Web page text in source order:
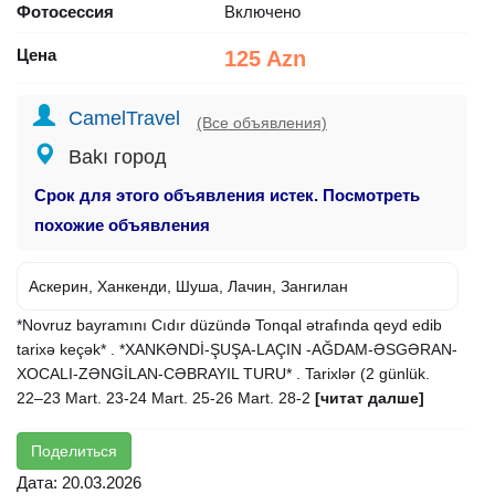
Фотосессия Включено
Цена 125 Azn
CamelTravel (Все объявления)
Bakı город
Срок для этого объявления истек. Посмотреть
похожие объявления
Аскерин, Ханкенди, Шуша, Лачин, Зангилан
*Novruz bayramını Cıdır düzündə Tonqal ətrafında qeyd edib
tarixə keçək* . *XANKƏNDİ-ŞUŞA-LAÇIN -AĞDAM-ƏSGƏRAN-
XOCALI-ZƏNGİLAN-CƏBRAYIL TURU* . Tarixlər (2 günlük.
22–23 Mart. 23-24 Mart. 25-26 Mart. 28-2 [читат далше]
Поделиться
Дата: 20.03.2026